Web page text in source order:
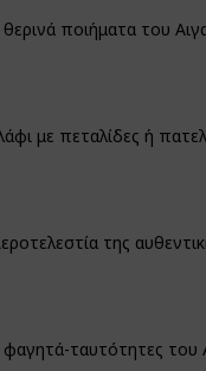
ποιήματα του
με πεταλίδες ή
της
φαγητά-ταυτότητες του